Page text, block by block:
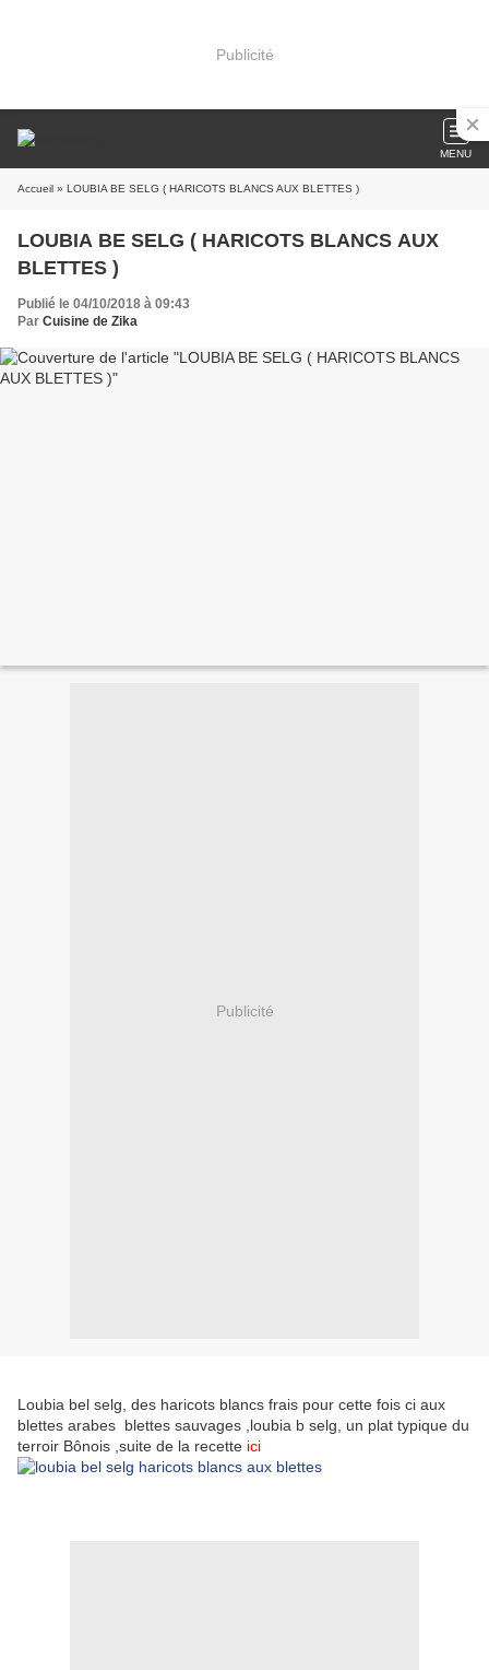
Publicité
MENU
Accueil » LOUBIA BE SELG ( HARICOTS BLANCS AUX BLETTES )
LOUBIA BE SELG ( HARICOTS BLANCS AUX
BLETTES )
Publié le 04/10/2018 à 09:43
Par Cuisine de Zika
Publicité
Loubia bel selg, des haricots blancs frais pour cette fois ci aux
blettes arabes blettes sauvages ,loubia b selg, un plat typique du
terroir Bônois ,suite de la recette ici